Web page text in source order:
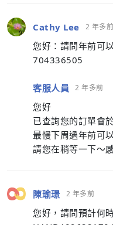
Cathy Lee 2 年多前
您好：請問年前可
704336505
客服人員 2 年多前
您好
已查詢您的訂單會
最慢下周過年前可
請您在稍等一下～
陳瑜璟 2 年多前
您好，請問預計何